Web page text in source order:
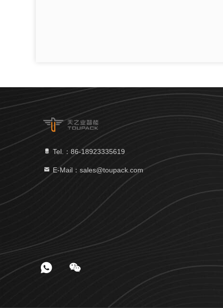
Tel.：86-18923335619
E-Mail：sales@toupack.com